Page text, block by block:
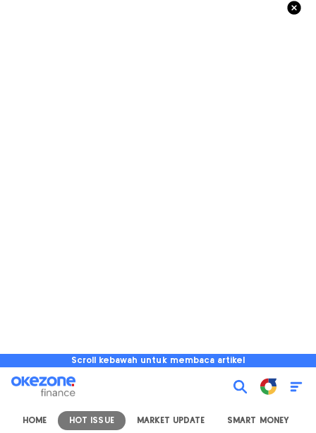
Scroll kebawah untuk membaca artikel
HOME HOT ISSUE MARKET UPDATE SMART MONEY